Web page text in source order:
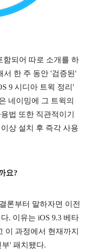
함되어 따로 소개를 하
서 한 주 동안 '검증된'
9 시디아 트윅 정리'
네이밍에 그 트윅의
법 또한 직관적이기
상 설치 후 즉각 사용
요?
론부터 말하자면 이전
. 이유는 iOS 9.3 베타
이 과정에서 현재까지
부' 패치됐다.